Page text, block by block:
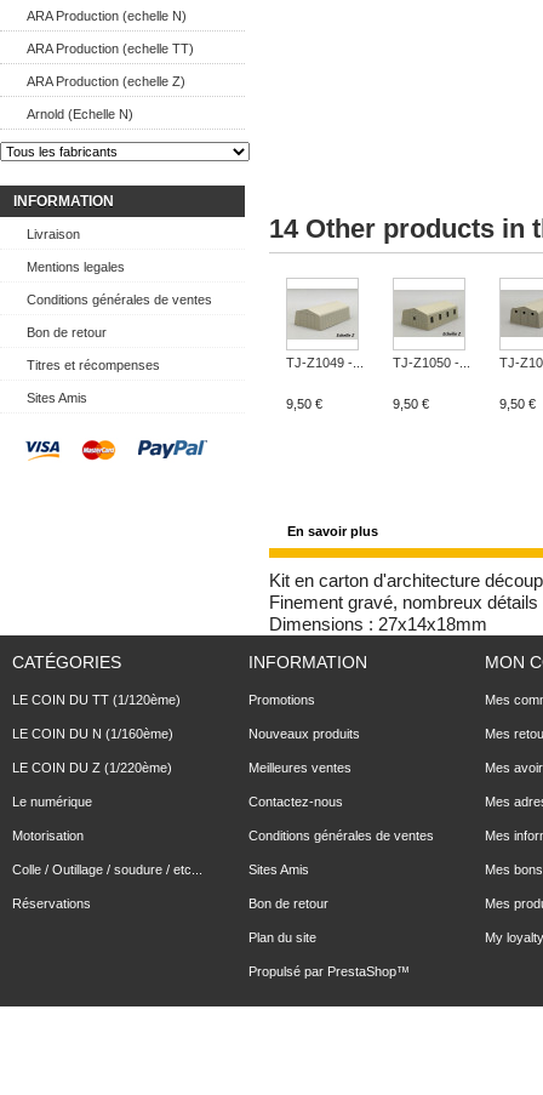
ARA Production (echelle N)
ARA Production (echelle TT)
ARA Production (echelle Z)
Arnold (Echelle N)
INFORMATION
Livraison
Mentions legales
Conditions générales de ventes
Bon de retour
Titres et récompenses
Sites Amis
14 Other products in
TJ-Z1049 -...
9,50 €
TJ-Z1050 -...
9,50 €
TJ-
9,50 €
En savoir plus
Kit en carton d'architecture
Finement gravé, nombreux détails
Dimensions : 27x14x18mm
CATÉGORIES
LE COIN DU TT (1/120ème)
LE COIN DU N (1/160ème)
LE COIN DU Z (1/220ème)
Le numérique
Motorisation
Colle / Outillage / soudure / etc...
Réservations
INFORMATION
Promotions
Nouveaux produits
Meilleures ventes
Contactez-nous
Conditions générales de ventes
Sites Amis
Bon de retour
Plan du site
Propulsé par PrestaShop™
MON
Mes
Mes
Mes
Mes
Mes
Mes
Mes
My